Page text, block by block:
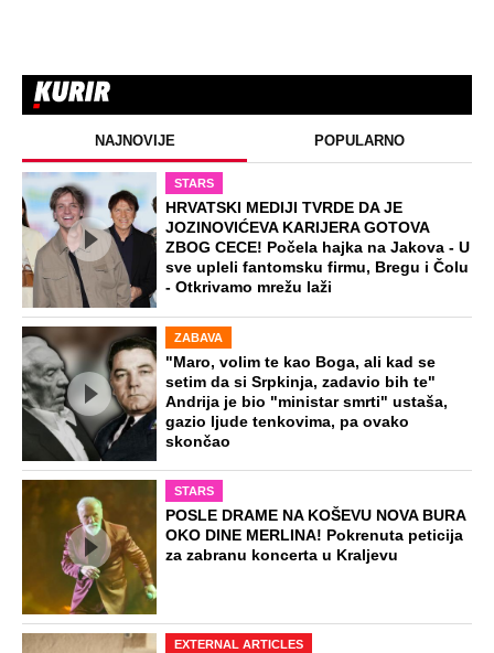
NAJNOVIJE POPULARNO
STARS
HRVATSKI MEDIJI TVRDE DA JE
JOZINOVIĆEVA KARIJERA GOTOVA
ZBOG CECE! Počela hajka na Jakova - U
sve upleli fantomsku firmu, Bregu i Čolu
- Otkrivamo mrežu laži
ZABAVA
"Maro, volim te kao Boga, ali kad se
setim da si Srpkinja, zadavio bih te"
Andrija je bio "ministar smrti" ustaša,
gazio ljude tenkovima, pa ovako
skončao
STARS
POSLE DRAME NA KOŠEVU NOVA BURA
OKO DINE MERLINA! Pokrenuta peticija
za zabranu koncerta u Kraljevu
EXTERNAL ARTICLES